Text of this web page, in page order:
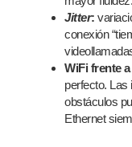
Jitter:
conexión
WiFi frente
perfecto. Las
obstáculos
Ethernet